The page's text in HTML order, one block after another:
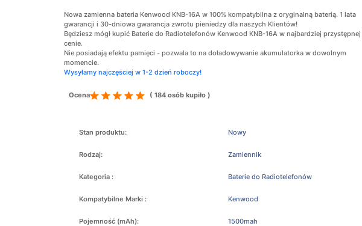
Nowa zamienna bateria Kenwood KNB-16A w 100% kompatybilna z oryginalną baterią. 1 lata
gwarancji i 30-dniowa gwarancja zwrotu pieniedzy dla naszych Klientów!
Będziesz mógł kupić Baterie do Radiotelefonów Kenwood KNB-16A w najbardziej przystępnej
cenie.
Nie posiadają efektu pamięci - pozwala to na doładowywanie akumulatorka w dowolnym
momencie.
Wysyłamy najczęściej w 1-2 dzień roboczy!
Ocena ( 184 osób kupiło )
Stan produktu: Nowy
Rodzaj: Zamiennik
Kategoria : Baterie do Radiotelefonów
Kompatybilne Marki : Kenwood
Pojemność (mAh): 1500mah